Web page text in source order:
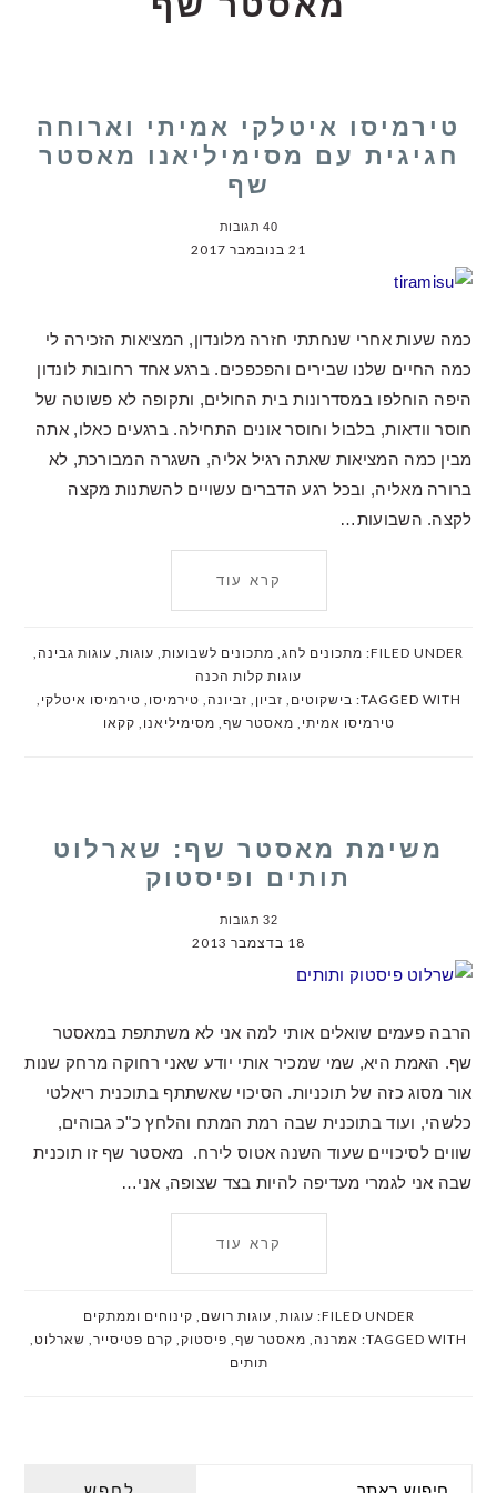
טירמיסו איטלקי אמיתי וארוחה
חגיגית עם מסימיליאנו מאסטר
שף
40 תגובות
21 בנובמבר 2017
כמה שעות אחרי שנחתתי חזרה מלונדון, המציאות הזכירה לי
כמה החיים שלנו שבירים והפכפכים. ברגע אחד רחובות לונדון
היפה הוחלפו במסדרונות בית החולים, ותקופה לא פשוטה של
חוסר וודאות, בלבול וחוסר אונים התחילה. ברגעים כאלו, אתה
מבין כמה המציאות שאתה רגיל אליה, השגרה המבורכת, לא
ברורה מאליה, ובכל רגע הדברים עשויים להשתנות מקצה
לקצה. השבועות…
קרא עוד
FILED UNDER: מתכונים לחג, מתכונים לשבועות, עוגות, עוגות גבינה,
עוגות קלות הכנה
TAGGED WITH: בישקוטים , זביון , זביונה, טירמיסו , טירמיסו איטלקי ,
טירמיסו אמיתי , מאסטר שף, מסימיליאנו , קקאו
משימת מאסטר שף: שארלוט
תותים ופיסטוק
32 תגובות
18 בדצמבר 2013
הרבה פעמים שואלים אותי למה אני לא משתתפת במאסטר
שף. האמת היא, שמי שמכיר אותי יודע שאני רחוקה מרחק שנות
אור מסוג כזה של תוכניות. הסיכוי שאשתתף בתוכנית ריאלטי
כלשהי, ועוד בתוכנית שבה רמת המתח והלחץ כ"כ גבוהים,
שווים לסיכויים שעוד השנה אטוס לירח. מאסטר שף זו תוכנית
שבה אני לגמרי מעדיפה להיות בצד שצופה, אני…
קרא עוד
FILED UNDER: עוגות, עוגות רושם , קינוחים וממתקים
TAGGED WITH: אמרנה, מאסטר שף, פיסטוק, קרם פטיסייר, שארלוט ,
תותים